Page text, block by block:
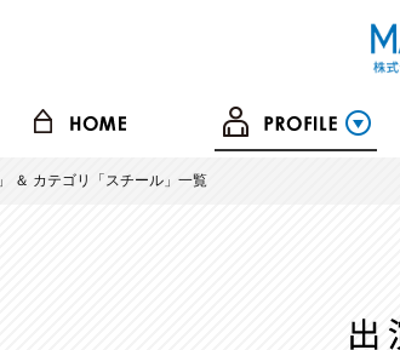
」 ＆ カテゴリ「 スチール 」一覧